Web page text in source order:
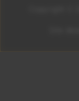
Copyright ©